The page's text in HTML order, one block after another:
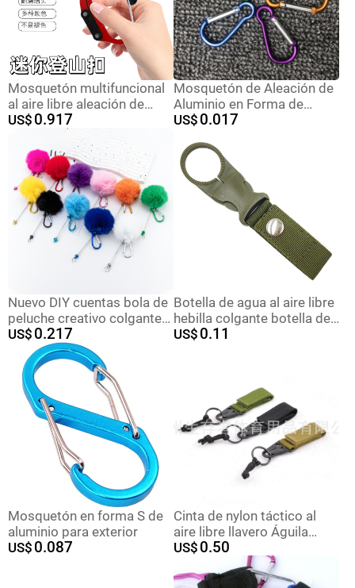
Mosquetón multifuncional
al aire libre aleación de
aluminio tipo D turismo
montañismo escalada en
roca hebilla rápida gancho
giratorio de 360 grados al
por mayor
US$ 0.917
Mosquetón de Aleación de
Aluminio en Forma de
Calabaza Número 5 del
Colgar al Aire Libre, Hebilla
de Liberación Rápida,
Gancho de Resorte, Hebilla
para Botella de Agua de
US$ 0.017
Nuevo DIY cuentas bola de
peluche creativo colgante
de peluche colgante
colgante de llave colgante
al por mayor
US$ 0.217
Botella de agua al aire libre
hebilla colgante botella de
bebida multifuncional
ventas directas
US$ 0.11
Mosquetón en forma S de
aluminio para exterior
US$ 0.087
Cinta de nylon táctico al
aire libre llavero Águila
boca gancho mosquetón
molle gancho accesorios
gancho
US$ 0.50